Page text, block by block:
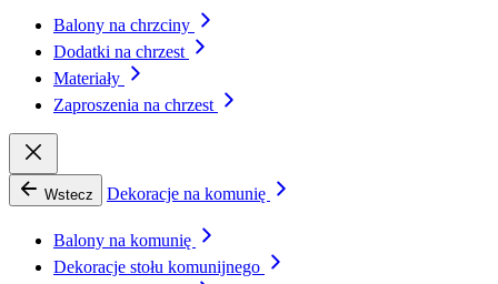
Balony na chrzciny
Dodatki na chrzest
Materiały
Zaproszenia na chrzest
Wstecz Dekoracje na komunię
Balony na komunię
Dekoracje stołu komunijnego